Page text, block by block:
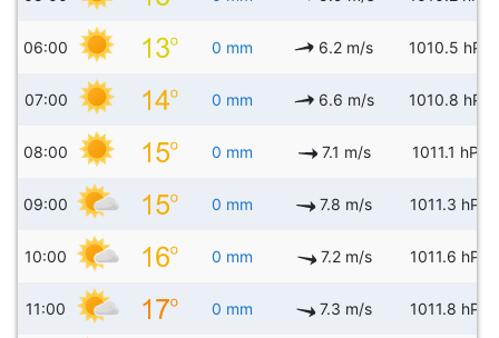
06:00 0 mm 6.2 m/s 1010.5 hPa
07:00 0 mm 6.6 m/s 1010.8 hPa
08:00 0 mm 7.1 m/s 1011.1 hPa
09:00 0 mm 7.8 m/s 1011.3 hPa
10:00 0 mm 7.2 m/s 1011.6 hPa
11:00 0 mm 7.3 m/s 1011.8 hPa